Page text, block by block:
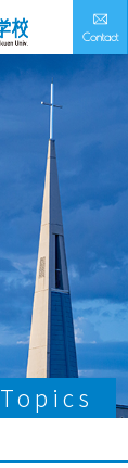
Contact
Topics